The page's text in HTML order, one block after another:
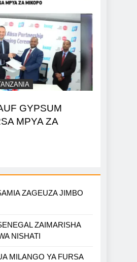
GYPSUM
MPYA ZA
ZAGEUZA JIMBO
ZAIMARISHA
NISHATI
MILANGO YA FURSA